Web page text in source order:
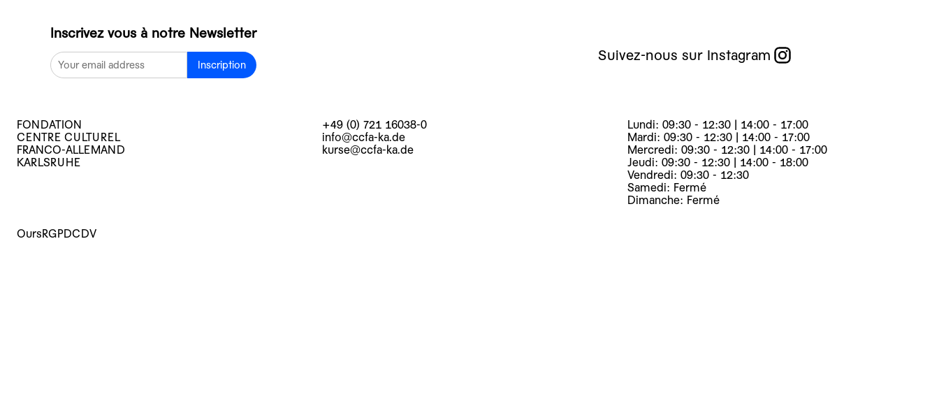
Inscrivez vous à notre Newsletter
Inscription
Suivez-nous sur Instagram
FONDATION
CENTRE CULTUREL
FRANCO-ALLEMAND
KARLSRUHE
+49 (0) 721 16038-0
info@ccfa-ka.de
kurse@ccfa-ka.de
Lundi: 09:30 - 12:30 | 14:00 - 17:00
Mardi: 09:30 - 12:30 | 14:00 - 17:00
Mercredi: 09:30 - 12:30 | 14:00 - 17:00
Jeudi: 09:30 - 12:30 | 14:00 - 18:00
Vendredi: 09:30 - 12:30
Samedi: Fermé
Dimanche: Fermé
OursRGPDCDV